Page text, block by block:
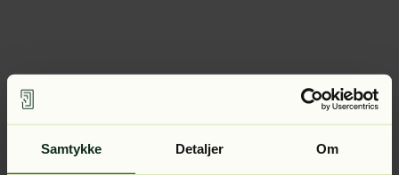
Samtykke Detaljer Om